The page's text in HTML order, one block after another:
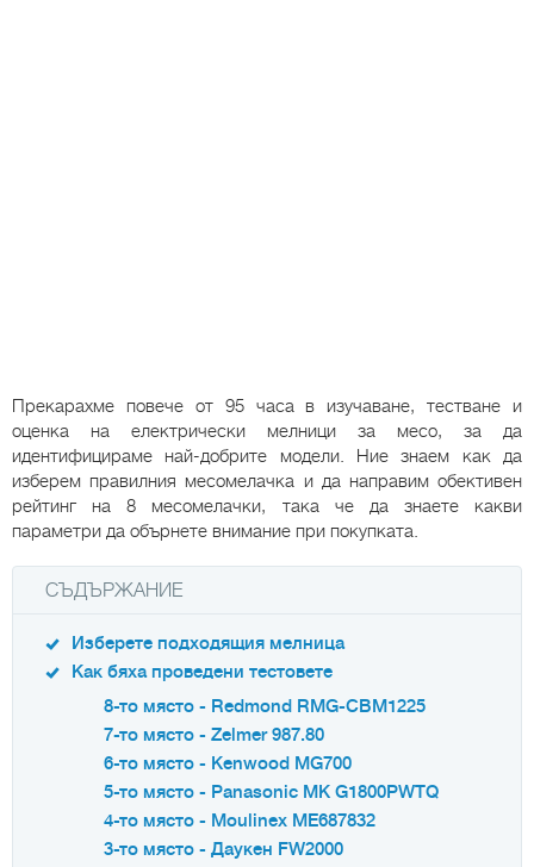
Прекарахме повече от 95 часа в изучаване, тестване и
оценка на електрически мелници за месо, за да
идентифицираме най-добрите модели. Ние знаем как да
изберем правилния месомелачка и да направим обективен
рейтинг на 8 месомелачки, така че да знаете какви
параметри да обърнете внимание при покупката.
СЪДЪРЖАНИЕ
Изберете подходящия мелница
Как бяха проведени тестовете
8-то място - Redmond RMG-CBM1225
7-то място - Zelmer 987.80
6-то място - Kenwood MG700
5-то място - Panasonic MK G1800PWTQ
4-то място - Moulinex ME687832
3-то място - Даукен FW2000